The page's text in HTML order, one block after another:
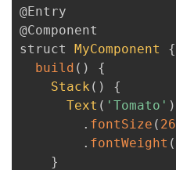
@Entry
@Component
struct MyComponent
{
build ( )
{
Stack ( )
{
Text ( 'Tomato' )
. fontSize ( 26
. fontWeight (
}